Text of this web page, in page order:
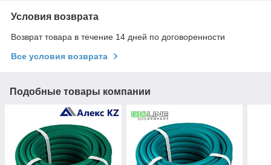
Условия возврата
Возврат товара в течение 14 дней по договоренности
Все условия возврата
Подобные товары компании